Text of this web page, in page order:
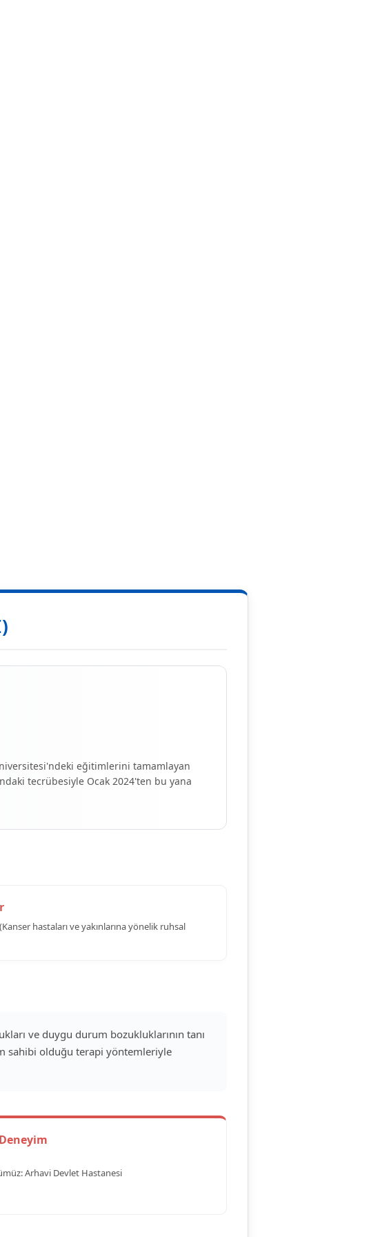
eğitimlerini tamamlayan
tecrübesiyle Ocak 2024'ten bu yana
hastaları ve yakınlarına yönelik ruhsal
ve duygu durum bozukluklarının tanı
sahibi olduğu terapi yöntemleriyle
Arhavi Devlet Hastanesi